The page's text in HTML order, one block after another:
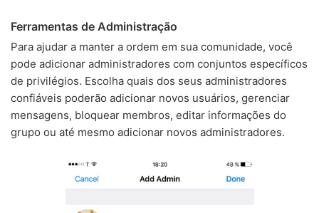
Ferramentas de Administração
Para ajudar a manter a ordem em sua comunidade, você
pode adicionar administradores com conjuntos específicos
de privilégios. Escolha quais dos seus administradores
confiáveis poderão adicionar novos usuários, gerenciar
mensagens, bloquear membros, editar informações do
grupo ou até mesmo adicionar novos administradores.